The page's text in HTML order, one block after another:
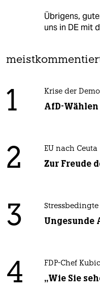
Übrigens,
uns in DE mit
1 Krise der
AfD-
2 EU nach Ceuta
Zur Freude
3 Ungesunde
4 FDP-Chef
„Wie Sie